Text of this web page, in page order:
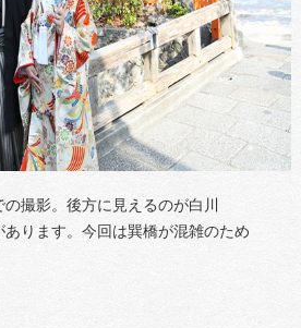
撮影。後方に見えるのが白川
ります。今回は巽橋が混雑のため